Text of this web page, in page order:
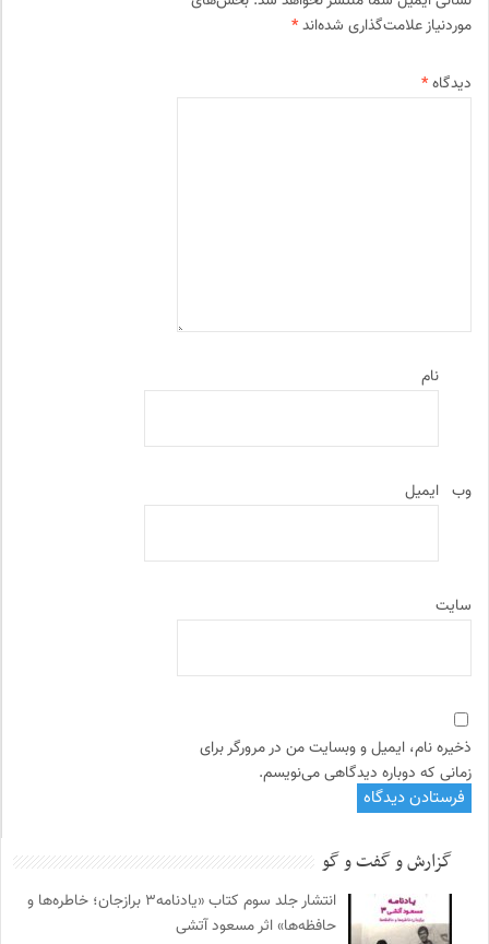
موردنیاز علامت‌گذاری شده‌اند*
دیدگاه*
نام
ایمیل وب‌
سایت
ذخیره نام، ایمیل و وبسایت من در مرورگر برای
زمانی که دوباره دیدگاهی می‌نویسم.
گزارش و گفت و گو
انتشار جلد سوم کتاب «یادنامه۳ برازجان؛ خاطره‌ها و
حافظه‌ها» اثر مسعود آتشی